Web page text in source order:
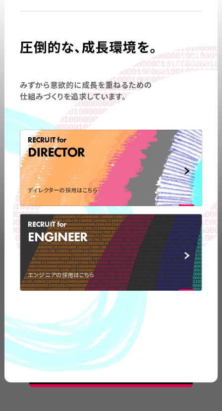
圧倒的な、成長環境を。
みずから意欲的に成長を重ねるための
仕組みづくりを追求しています。
RECRUIT for
DIRECTOR
ディレクターの採用はこちら
RECRUIT for
ENGINEER
エンジニアの採用はこちら
CONTACT
弊社の事業についてや、
取材のお問い合わせなど
お気軽にご連絡ください。